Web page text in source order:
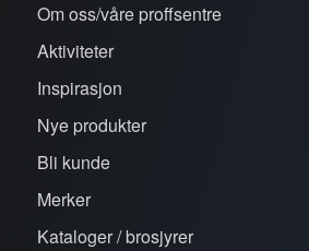
Om oss/våre proffsentre
Aktiviteter
Inspirasjon
Nye produkter
Bli kunde
Merker
Kataloger / brosjyrer